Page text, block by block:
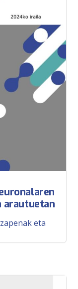
arautuetan
eta